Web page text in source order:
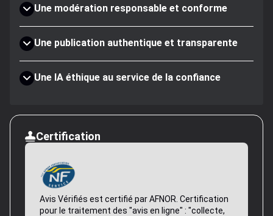
Une modération responsable et conforme
Une publication authentique et transparente
Une IA éthique au service de la confiance
Certification
Avis Vérifiés est certifié par AFNOR. Certification
pour le traitement des "avis en ligne" : "collecte,